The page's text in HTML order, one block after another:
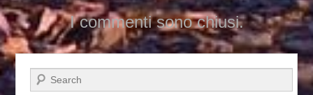
I commenti sono chiusi.
Cerca